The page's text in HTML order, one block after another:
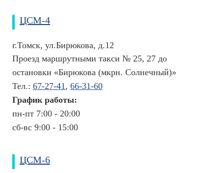
ЦСМ-4
г.Томск, ул.Бирюкова, д.12
Проезд маршрутными такси № 25, 27 до
остановки «Бирюкова (мкрн. Солнечный)»
Тел.: 67-27-41, 66-31-60
График работы:
пн-пт 7:00 - 20:00
сб-вс 9:00 - 15:00
ЦСМ-6